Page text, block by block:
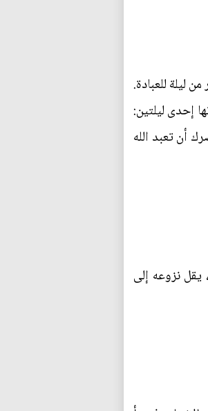
ليلة للعبادة.
إحدى ليلتين:
أن تعبد الله
يقل نزوعه إلى